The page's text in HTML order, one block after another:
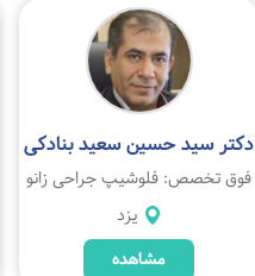
دکتر سید حسین سعید بنادکی
فوق تخصص: فلوشیپ جراحی زانو
یزد
مشاهده